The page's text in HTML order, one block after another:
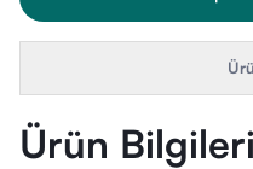
Ürün Bilgileri